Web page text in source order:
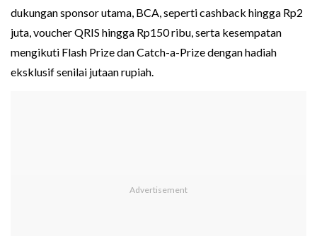
dukungan sponsor utama, BCA, seperti cashback hingga Rp2
juta, voucher QRIS hingga Rp150 ribu, serta kesempatan
mengikuti Flash Prize dan Catch-a-Prize dengan hadiah
eksklusif senilai jutaan rupiah.